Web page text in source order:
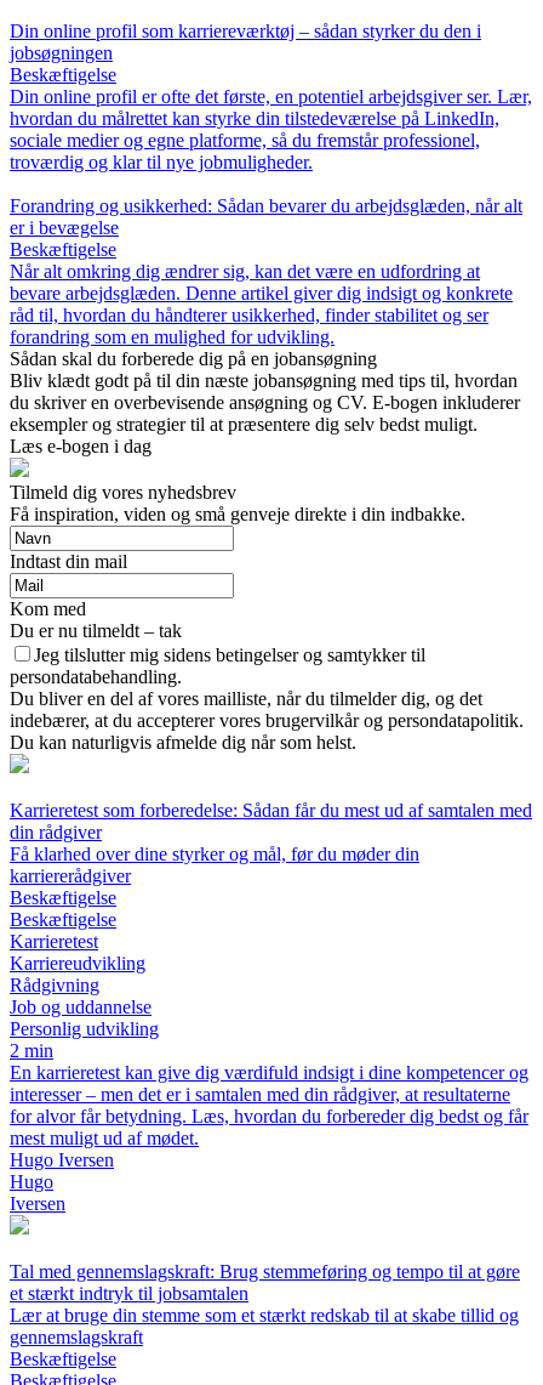
Din online profil som karriereværktøj – sådan styrker du den i
jobsøgningen
Beskæftigelse
Din online profil er ofte det første, en potentiel arbejdsgiver ser. Lær,
hvordan du målrettet kan styrke din tilstedeværelse på LinkedIn,
sociale medier og egne platforme, så du fremstår professionel,
troværdig og klar til nye jobmuligheder.
Forandring og usikkerhed: Sådan bevarer du arbejdsglæden, når alt
er i bevægelse
Beskæftigelse
Når alt omkring dig ændrer sig, kan det være en udfordring at
bevare arbejdsglæden. Denne artikel giver dig indsigt og konkrete
råd til, hvordan du håndterer usikkerhed, finder stabilitet og ser
forandring som en mulighed for udvikling.
Sådan skal du forberede dig på en jobansøgning
Bliv klædt godt på til din næste jobansøgning med tips til, hvordan
du skriver en overbevisende ansøgning og CV. E-bogen inkluderer
eksempler og strategier til at præsentere dig selv bedst muligt.
Læs e-bogen i dag
Tilmeld dig vores nyhedsbrev
Få inspiration, viden og små genveje direkte i din indbakke.
Indtast din mail
Kom med
Du er nu tilmeldt – tak
Jeg tilslutter mig sidens betingelser og samtykker til
persondatabehandling.
Du bliver en del af vores mailliste, når du tilmelder dig, og det
indebærer, at du accepterer vores brugervilkår og persondatapolitik.
Du kan naturligvis afmelde dig når som helst.
Karrieretest som forberedelse: Sådan får du mest ud af samtalen med
din rådgiver
Få klarhed over dine styrker og mål, før du møder din
karriererådgiver
Beskæftigelse
Beskæftigelse
Karrieretest
Karriereudvikling
Rådgivning
Job og uddannelse
Personlig udvikling
2 min
En karrieretest kan give dig værdifuld indsigt i dine kompetencer og
interesser – men det er i samtalen med din rådgiver, at resultaterne
for alvor får betydning. Læs, hvordan du forbereder dig bedst og får
mest muligt ud af mødet.
Hugo Iversen
Hugo
Iversen
Tal med gennemslagskraft: Brug stemmeføring og tempo til at gøre
et stærkt indtryk til jobsamtalen
Lær at bruge din stemme som et stærkt redskab til at skabe tillid og
gennemslagskraft
Beskæftigelse